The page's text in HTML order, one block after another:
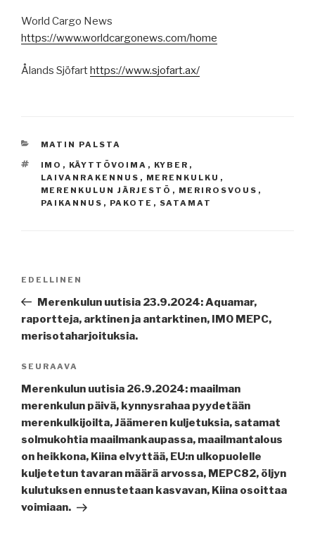
World Cargo News
https://www.worldcargonews.com/home
Ålands Sjöfarthttps://www.sjofart.ax/
KATEGORIAT
MATIN PALSTA
AVAINSANAT
IMO , KÄYTTÖVOIMA , KYBER ,
LAIVANRAKENNUS , MERENKULKU ,
MERENKULUN JÄRJESTÖ , MERIROSVOUS ,
PAIKANNUS , PAKOTE , SATAMAT
Edellinen
artikkeli
EDELLINEN
Merenkulun uutisia 23.9.2024: Aquamar,
raportteja, arktinen ja antarktinen, IMO MEPC,
merisotaharjoituksia.
Seuraava
artikkeli
SEURAAVA
Merenkulun uutisia 26.9.2024: maailman
merenkulun päivä, kynnysrahaa pyydetään
merenkulkijoilta, Jäämeren kuljetuksia, satamat
solmukohtia maailmankaupassa, maailmantalous
on heikkona, Kiina elvyttää, EU:n ulkopuolelle
kuljetetun tavaran määrä arvossa, MEPC82, öljyn
kulutuksen ennustetaan kasvavan, Kiina osoittaa
voimiaan.